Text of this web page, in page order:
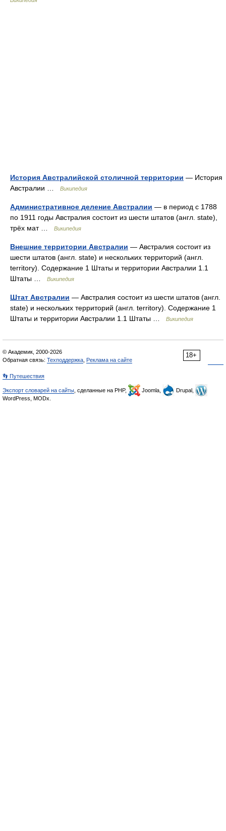
История Австралийской столичной территории — История
Австралии …
Википедия
Административное деление Австралии — в период с 1788
по 1911 годы Австралия состоит из шести штатов (англ. state),
трёх мат …
Википедия
Внешние территории Австралии — Австралия состоит из
шести штатов (англ. state) и нескольких территорий (англ.
territory). Содержание 1 Штаты и территории Австралии 1.1
Штаты …
Википедия
Штат Австралии — Австралия состоит из шести штатов (англ.
state) и нескольких территорий (англ. territory). Содержание 1
Штаты и территории Австралии 1.1 Штаты …
Википедия
18+
© Академик, 2000-2026
Обратная связь: Техподдержка Реклама на сайте
👣 Путешествия
Экспорт словарей на сайты , сделанные на PHP, Joomla,
Drupal,
WordPress, MODx.